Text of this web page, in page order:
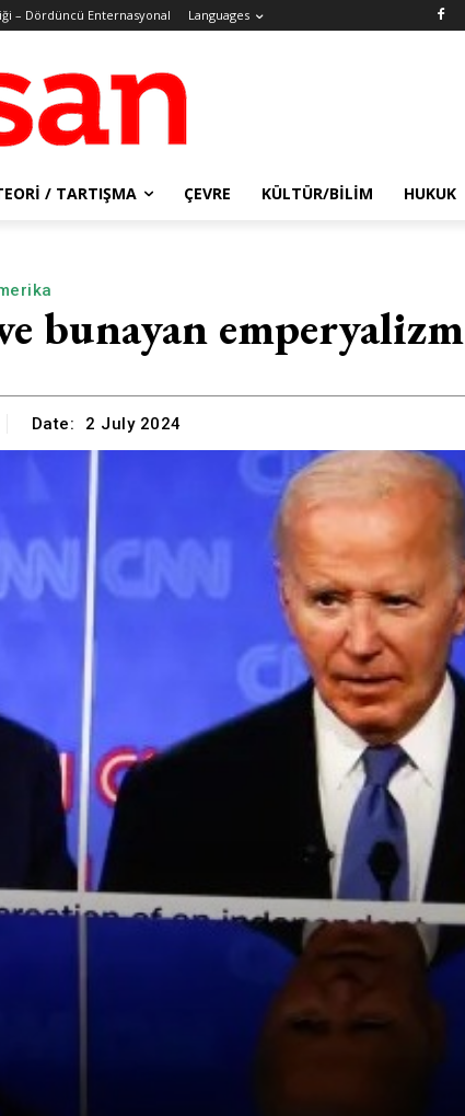
– Dördüncü Enternasyonal Languages
/ TARTIŞMA ÇEVRE KÜLTÜR/BILIM HUKUK
bunayan emperyalizm
Date: 2 July 2024